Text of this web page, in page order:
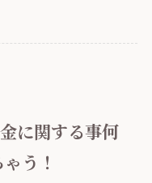
に関する事何
う！